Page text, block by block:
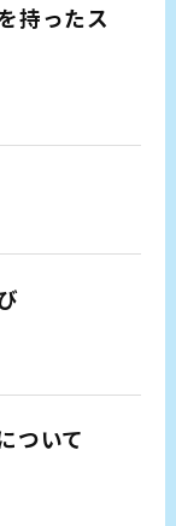
持ったス
ついて